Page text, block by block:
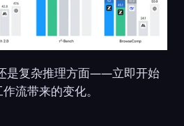
是复杂推理方面——立即开始
流带来的变化。